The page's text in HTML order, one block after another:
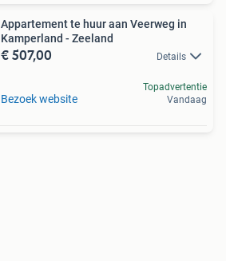
Appartement te huur aan Veerweg in
Kamperland - Zeeland
€ 507,00 Details
Bezoek website
Topadvertentie
Vandaag